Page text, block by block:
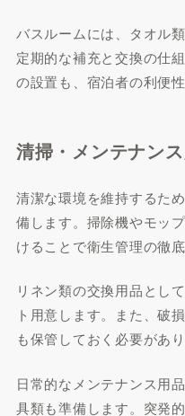
バスルームには、タオル
定期的な補充と交換の仕
の設置も、宿泊者の利便
清掃・メンテナン
清潔な環境を維持するた
備します。掃除機やモッ
けることで衛生管理の徹底
リネン類の交換用品とし
ト用意します。また、破
も保管しておく必要があり
日常的なメンテナンス用
具類も準備します。突発